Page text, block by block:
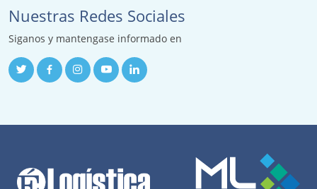
Nuestras Redes Sociales
Siganos y mantengase informado en